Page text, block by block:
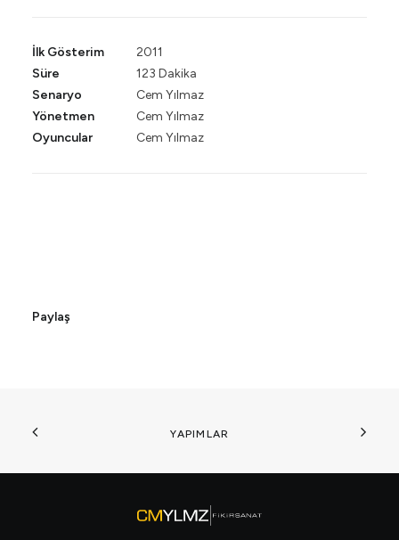
İlk Gösterim
2011
Süre
123 Dakika
Senaryo
Cem Yılmaz
Yönetmen
Cem Yılmaz
Oyuncular
Cem Yılmaz
Paylaş
YAPIMLAR